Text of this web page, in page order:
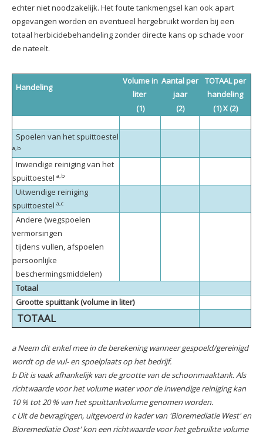
echter niet noodzakelijk. Het foute tankmengsel kan ook apart
opgevangen worden en eventueel hergebruikt worden bij een
totaal herbicidebehandeling zonder directe kans op schade voor
de nateelt.
Handeling
Volume in
liter
Aantal per
jaar
TOTAAL per
handeling
(1)
(2) (1) X (2)
Spoelen van het spuittoestel
a,b
Inwendige reiniging van het
spuittoestel a,b
Uitwendige reiniging
spuittoestel a,c
Andere (wegspoelen
vermorsingen
tijdens vullen, afspoelen
persoonlijke
beschermingsmiddelen)
Totaal
Grootte spuittank (volume in liter)
TOTAAL
a Neem dit enkel mee in de berekening wanneer gespoeld/gereinigd
wordt op de vul- en spoelplaats op het bedrijf.
b Dit is vaak afhankelijk van de grootte van de schoonmaaktank. Als
richtwaarde voor het volume water voor de inwendige reiniging kan
10 % tot 20 % van het spuittankvolume genomen worden.
c Uit de bevragingen, uitgevoerd in kader van 'Bioremediatie West' en
Bioremediatie Oost' kon een richtwaarde voor het gebruikte volume